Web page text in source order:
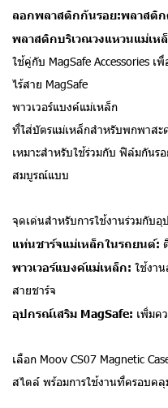
ลอกพลาสติกกันรอย:พลาสติก
พลาสติกบริเวณวงแหวนแม่เห
ใช้คู่กับ MagSafe Accessories
ไร้สาย MagSafe
พาวเวอร์แบงค์แม่เหล็ก
ที่ใส่บัตรแม่เหล็กสำหรับพกพาสะ
เหมาะสำหรับใช้ร่วมกับ ฟิล์มกันร
สมบูรณ์แบบ
จุดเด่นสำหรับการใช้งานร่วมกับ
แท่นชาร์จแม่เหล็กในรถยนต์:
พาวเวอร์แบงค์แม่เหล็ก: ใช้งา
สายชาร์จ
อุปกรณ์เสริม MagSafe: เพิ่มค
เลือก Moov CS07 Magnetic
สไตล์ พร้อมการใช้งานที่ครอบค